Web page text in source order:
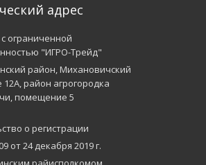
адрес
ограниченной
"ИГРО-Трейд"
район, Михановичский
12А, район агрогородка
помещение 5
о регистрации
от 24 декабря 2019 г.